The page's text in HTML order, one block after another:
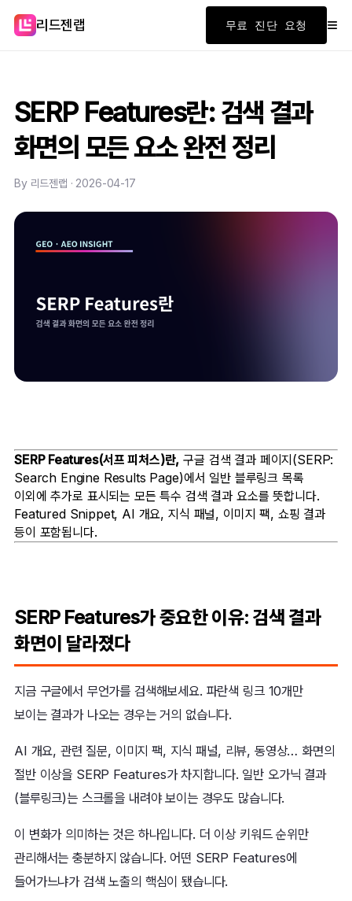
리드젠랩 무료 진단 요청 ≡
SERP Features란: 검색 결과
화면의 모든 요소 완전 정리
By 리드젠랩 · 2026-04-17
SERP Features(서프 피처스)란, 구글 검색 결과 페이지(SERP:
Search Engine Results Page)에서 일반 블루링크 목록
이외에 추가로 표시되는 모든 특수 검색 결과 요소를 뜻합니다.
Featured Snippet, AI 개요, 지식 패널, 이미지 팩, 쇼핑 결과
등이 포함됩니다.
SERP Features가 중요한 이유: 검색 결과
화면이 달라졌다
지금 구글에서 무언가를 검색해보세요. 파란색 링크 10개만
보이는 결과가 나오는 경우는 거의 없습니다.
AI 개요, 관련 질문, 이미지 팩, 지식 패널, 리뷰, 동영상… 화면의
절반 이상을 SERP Features가 차지합니다. 일반 오가닉 결과
(블루링크)는 스크롤을 내려야 보이는 경우도 많습니다.
이 변화가 의미하는 것은 하나입니다. 더 이상 키워드 순위만
관리해서는 충분하지 않습니다. 어떤 SERP Features에
들어가느냐가 검색 노출의 핵심이 됐습니다.